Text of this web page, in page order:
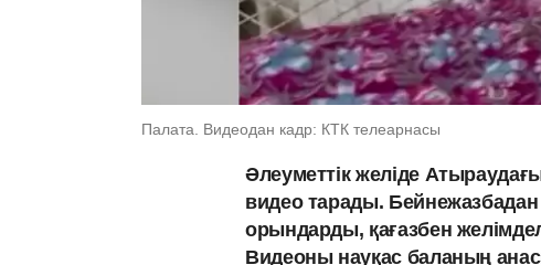
Палата. Видеодан кадр: КТК телеарнасы
Әлеуметтік желіде
видео тарады. Бейнежазбадан
орындарды, қағазбен
Видеоны науқас баланың